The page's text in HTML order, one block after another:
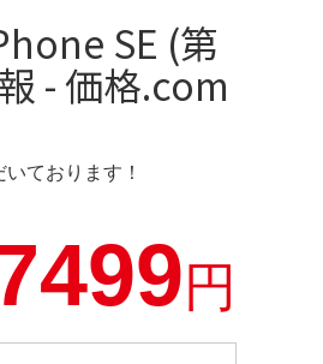
SE (第
- 価格.com
ております！
円